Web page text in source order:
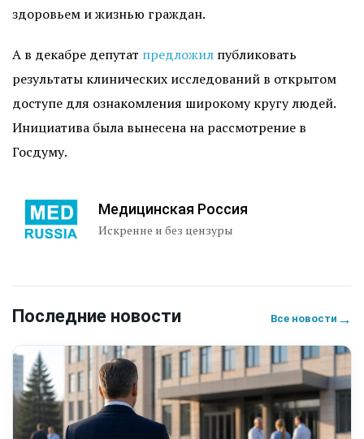
здоровьем и жизнью граждан.
А в декабре депутат предложил публиковать
результаты клинических исследований в открытом
доступе для ознакомления широкому кругу людей.
Инициатива была вынесена на рассмотрение в
Госдуму.
Медицинская Россия
Искренне и без цензуры
Последние новости Все новости →